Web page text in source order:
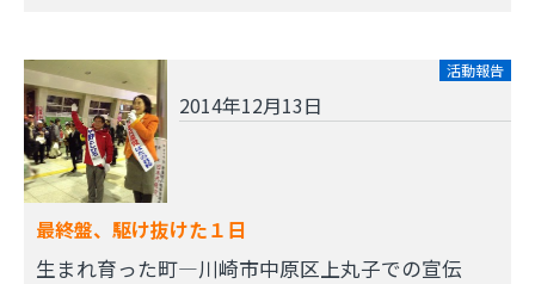
活動報告
2014年12月13日
最終盤、駆け抜けた１日
生まれ育った町―川崎市中原区上丸子での宣伝